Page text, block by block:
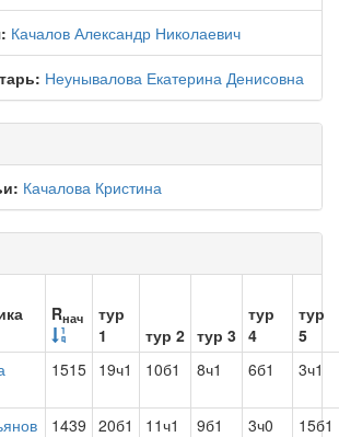
Качалов Александр Николаевич
Неунывалова Екатерина Денисовна
Качалова Кристина
Rнач
тур
1
тур 2 тур 3
тур
4
тур
5
1515 19ч1 10б1 8ч1 6б1 3ч1
1439 20б1 11ч1 9б1 3ч0 15б1